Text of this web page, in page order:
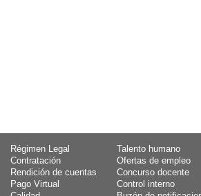
Régimen Legal
Talento humano
Contratación
Ofertas de empleo
Rendición de cuentas
Concurso docente
Pago Virtual
Control interno